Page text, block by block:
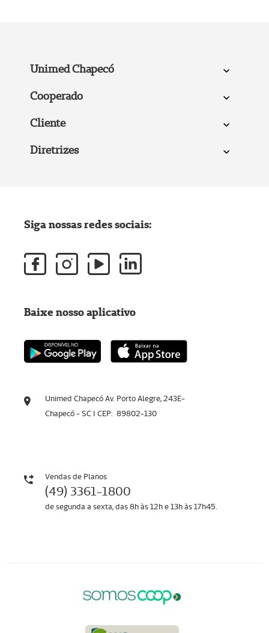
Unimed Chapecó
Cooperado
Cliente
Diretrizes
Unimed Chapecó Av. Porto Alegre, 243E-
Chapecó - SC I CEP: 89802-130
Vendas de Planos
(49) 3361-1800
de segunda a sexta, das 8h às 12h e 13h às 17h45.
Siga nossas redes sociais:
Baixe nosso aplicativo